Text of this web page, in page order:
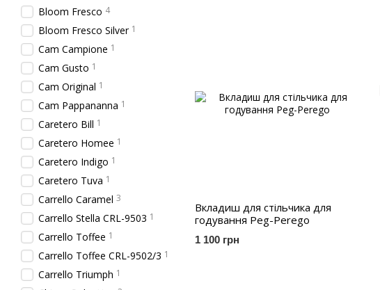
Вкладиш для стільчика для
годування Peg-Perego
1 100 грн
Bloom Fresco 4
Bloom Fresco Silver 1
Cam Campione 1
Cam Gusto 1
Cam Original 1
Cam Pappananna 1
Caretero Bill 1
Caretero Homee 1
Caretero Indigo 1
Caretero Tuva 1
Carrello Caramel 3
Carrello Stella CRL-9503 1
Carrello Toffee 1
Carrello Toffee CRL-9502/3 1
Carrello Triumph 1